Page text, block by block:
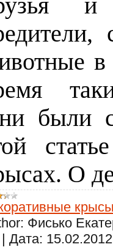
и
были
О
Фисько
| Дата: 15.02.2012